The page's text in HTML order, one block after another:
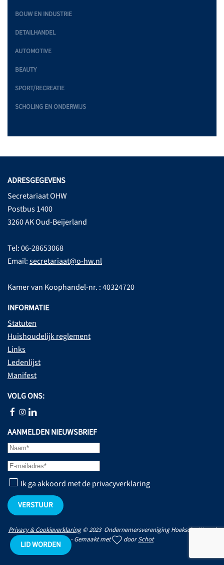
BOUW EN INDUSTRIE
DETAILHANDEL
AUTOMOTIVE
BEAUTY
SPORT/RECREATIE
SCHOLING EN ONDERWIJS
ADRESGEGEVENS
Secretariaat OHW
Postbus 1400
3260 AK Oud-Beijerland
Tel: 06-28653068
Email:secretariaat@o-hw.nl
Kamer van Koophandel-nr. : 40324720
INFORMATIE
Statuten
Huishoudelijk reglement
Links
Ledenlijst
Manifest
VOLG ONS:
AANMELDEN NIEUWSBRIEF
Ik ga akkoord met de privacyverklaring
VERSTUUR
Privacy & Cookieverklaring© 2023 Ondernemersvereniging Hoeksche Waard
- Gemaakt met
doorSchot
LID WORDEN